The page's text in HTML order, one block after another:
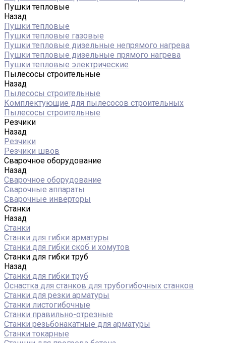
Пушки тепловые
Назад
Пушки тепловые
Пушки тепловые газовые
Пушки тепловые дизельные непрямого нагрева
Пушки тепловые дизельные прямого нагрева
Пушки тепловые электрические
Пылесосы строительные
Назад
Пылесосы строительные
Комплектующие для пылесосов строительных
Пылесосы строительные
Резчики
Назад
Резчики
Резчики швов
Сварочное оборудование
Назад
Сварочное оборудование
Сварочные аппараты
Сварочные инверторы
Станки
Назад
Станки
Станки для гибки арматуры
Станки для гибки скоб и хомутов
Станки для гибки труб
Назад
Станки для гибки труб
Оснастка для станков для трубогибочных станков
Станки для резки арматуры
Станки листогибочные
Станки правильно-отрезные
Станки резьбонакатные для арматуры
Станки токарные